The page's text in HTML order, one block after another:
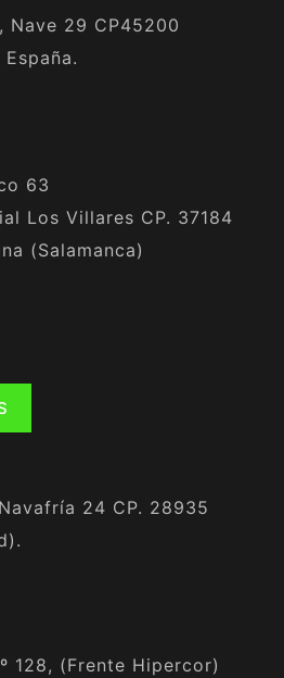
Nave 29 CP45200
63
Los Villares CP. 37184
(Salamanca)
24 CP. 28935
128, (Frente Hipercor)